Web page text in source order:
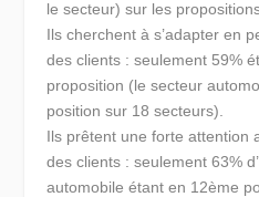
le secteur) sur les
Ils cherchent à s’adapter en
des clients : seulement 59%
proposition (le secteur
position sur 18 secteurs).
Ils prêtent une forte attention
des clients : seulement 63%
automobile étant en 12ème